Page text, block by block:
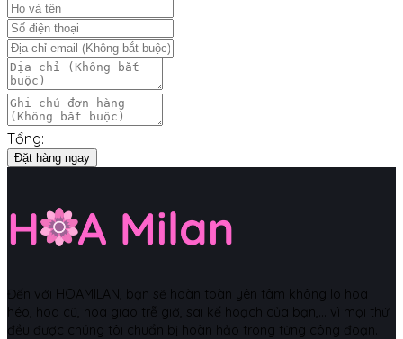
Tổng:
Đặt hàng ngay
Đến với HOAMILAN, bạn sẽ hoàn toàn yên tâm không lo hoa
héo, hoa cũ, hoa giao trễ giờ, sai kế hoạch của bạn,... vì mọi thứ
đều được chúng tôi chuẩn bị hoàn hảo trong từng công đoạn.